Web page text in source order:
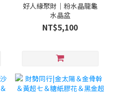
好人緣聚財｜粉水晶龍龜
水晶盆
NT$5,100